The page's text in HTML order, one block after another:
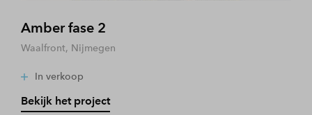
Amber fase 2
Waalfront, Nijmegen
In verkoop
Bekijk het project